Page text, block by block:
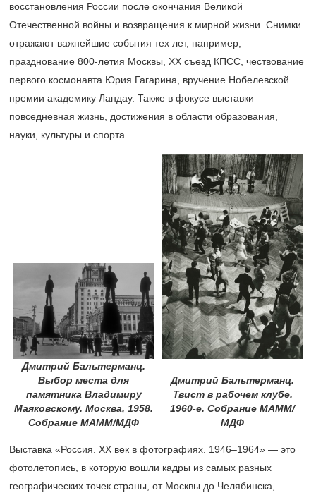
восстановления России после окончания Великой
Отечественной войны и возвращения к мирной жизни. Снимки
отражают важнейшие события тех лет, например,
празднование 800-летия Москвы, ХХ съезд КПСС, чествование
первого космонавта Юрия Гагарина, вручение Нобелевской
премии академику Ландау. Также в фокусе выставки —
повседневная жизнь, достижения в области образования,
науки, культуры и спорта.
Дмитрий Бальтерманц.
Выбор места для
памятника Владимиру
Маяковскому. Москва, 1958.
Собрание МАММ/МДФ
Дмитрий Бальтерманц.
Твист в рабочем клубе.
1960-е. Собрание МАММ/
МДФ
Выставка «Россия. ХХ век в фотографиях. 1946–1964» — это
фотолетопись, в которую вошли кадры из самых разных
географических точек страны, от Москвы до Челябинска,